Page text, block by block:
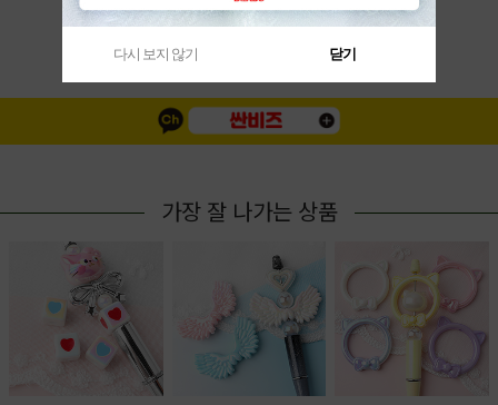
가장 잘 나가는 상품
다시 보지 않기 닫기